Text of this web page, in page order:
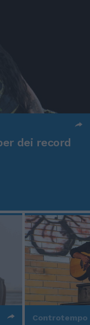
dei record
Controtempo